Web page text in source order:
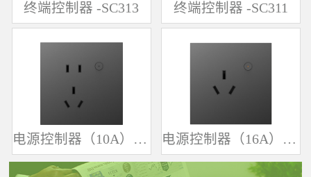
终端控制器 -SC313 终端控制器 -SC311
电源控制器（10A）-SK361 电源控制器（16A）-SK342